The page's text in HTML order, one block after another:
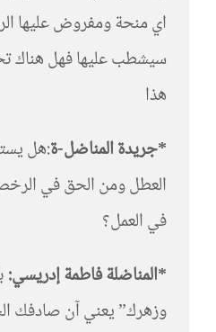
اي منحة ومفروض عليها
سيشطب عليها فهل هناك
هذا
*جريدة المناضل-ة:هل
العطل ومن الحق في
في العمل؟
*المناضلة فاطمة إدريسي:
وزهرك” يعني آن صادفك